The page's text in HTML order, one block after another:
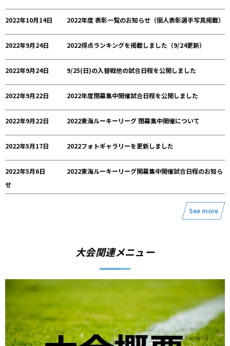
2022年10月14日 2022年度 表彰一覧のお知らせ（個人表彰選手写真掲載）
2022年9月24日 2022得点ランキングを掲載しました（9/24更新）
2022年9月24日 9/25(日)の入替戦他の試合日程を公開しました
2022年9月22日 2022年度閉幕集中開催試合日程を公開しました
2022年9月22日 2022東海ルーキーリーグ 閉幕集中開催について
2022年5月17日 2022フォトギャラリーを更新しました
2022年5月6日
2022東海ルーキーリーグ開幕集中開催試合日程のお知ら
せ
See more
大会関連メニュー